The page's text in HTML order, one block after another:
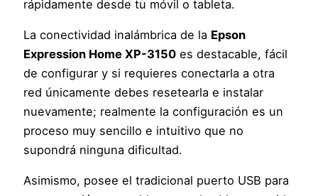
rápidamente desde tu móvil o tableta.
La conectividad inalámbrica de la Epson
Expression Home XP-3150 es destacable, fácil
de configurar y si requieres conectarla a otra
red únicamente debes resetearla e instalar
nuevamente; realmente la configuración es un
proceso muy sencillo e intuitivo que no
supondrá ninguna dificultad.
Asimismo, posee el tradicional puerto USB para